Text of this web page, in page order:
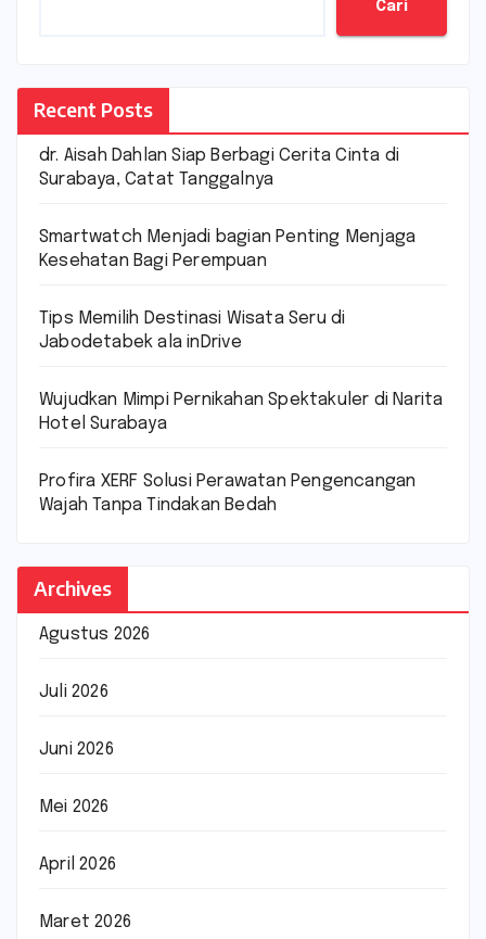
Cari
Recent Posts
dr. Aisah Dahlan Siap Berbagi Cerita Cinta di
Surabaya, Catat Tanggalnya
Smartwatch Menjadi bagian Penting Menjaga
Kesehatan Bagi Perempuan
Tips Memilih Destinasi Wisata Seru di
Jabodetabek ala inDrive
Wujudkan Mimpi Pernikahan Spektakuler di Narita
Hotel Surabaya
Profira XERF Solusi Perawatan Pengencangan
Wajah Tanpa Tindakan Bedah
Archives
Agustus 2026
Juli 2026
Juni 2026
Mei 2026
April 2026
Maret 2026